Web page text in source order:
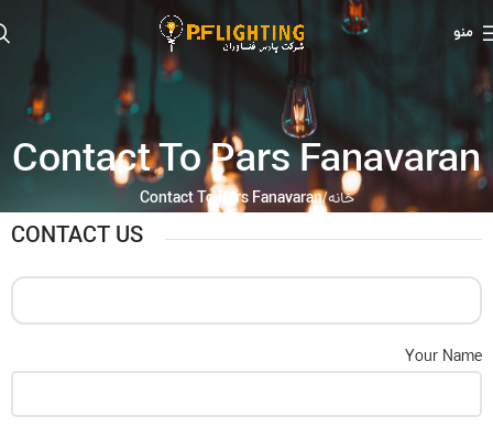
منو
Contact To Pars Fanavaran
خانه Contact To Pars Fanavaran
CONTACT US
Your Name